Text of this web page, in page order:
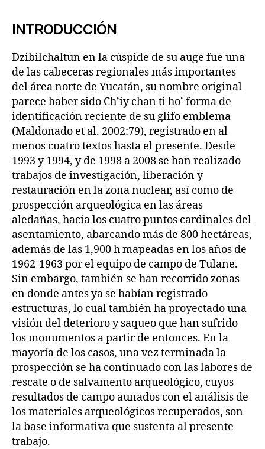
INTRODUCCIÓN
Dzibilchaltun en la cúspide de su auge fue una
de las cabeceras regionales más importantes
del área norte de Yucatán, su nombre original
parece haber sido Ch’iy chan ti ho’ forma de
identificación reciente de su glifo emblema
(Maldonado et al. 2002:79), registrado en al
menos cuatro textos hasta el presente. Desde
1993 y 1994, y de 1998 a 2008 se han realizado
trabajos de investigación, liberación y
restauración en la zona nuclear, así como de
prospección arqueológica en las áreas
aledañas, hacia los cuatro puntos cardinales del
asentamiento, abarcando más de 800 hectáreas,
además de las 1,900 h mapeadas en los años de
1962-1963 por el equipo de campo de Tulane.
Sin embargo, también se han recorrido zonas
en donde antes ya se habían registrado
estructuras, lo cual también ha proyectado una
visión del deterioro y saqueo que han sufrido
los monumentos a partir de entonces. En la
mayoría de los casos, una vez terminada la
prospección se ha continuado con las labores de
rescate o de salvamento arqueológico, cuyos
resultados de campo aunados con el análisis de
los materiales arqueológicos recuperados, son
la base informativa que sustenta al presente
trabajo.